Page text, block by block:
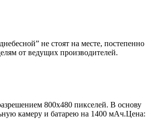
не стоят на месте, постепенно
от ведущих производителей.
800х480 пикселей. В основу
камеру и батарею на 1400 мАч.Цена: